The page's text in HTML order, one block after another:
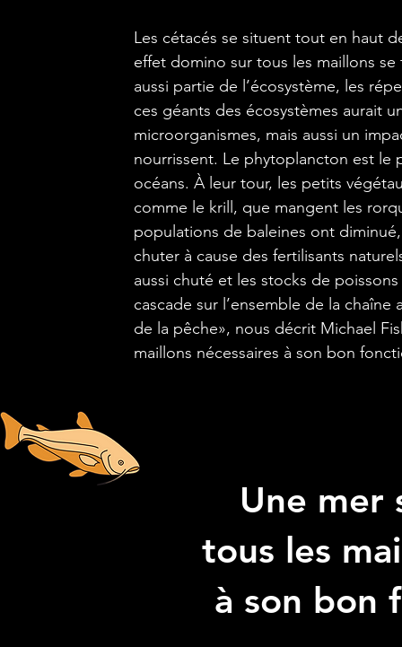
Les cétacés se situent tout en haut
effet domino sur tous les maillons
aussi partie de l’écosystème, les
ces géants des écosystèmes aurait
microorganismes, mais aussi un
nourrissent. Le phytoplancton est le
océans. À leur tour, les petits
comme le krill, que mangent les
populations de baleines ont
chuter à cause des fertilisants
aussi chuté et les stocks de
cascade sur l’ensemble de la
de la pêche», nous décrit Michael
maillons nécessaires à son bon
Une mer
tous les
à son bon